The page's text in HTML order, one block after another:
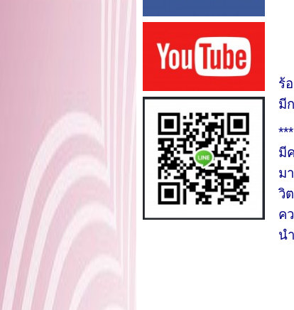
ร้
มี
มี
ม
วิ
ค
น